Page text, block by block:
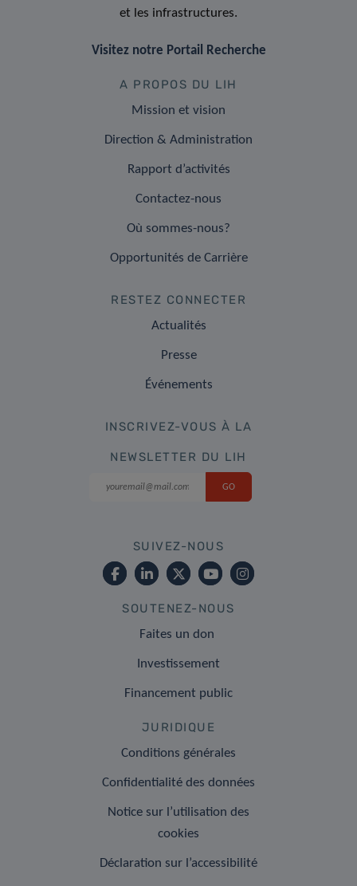
et les infrastructures.
Visitez notre Portail Recherche
A PROPOS DU LIH
Mission et vision
Direction & Administration
Rapport d’activités
Contactez-nous
Où sommes-nous?
Opportunités de Carrière
RESTEZ CONNECTER
Actualités
Presse
Événements
INSCRIVEZ-VOUS À LA
NEWSLETTER DU LIH
SUIVEZ-NOUS
SOUTENEZ-NOUS
Faites un don
Investissement
Financement public
JURIDIQUE
Conditions générales
Confidentialité des données
Notice sur l’utilisation des
cookies
Déclaration sur l’accessibilité